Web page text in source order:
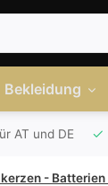
Bekleidung
AT und DE
- Batterien